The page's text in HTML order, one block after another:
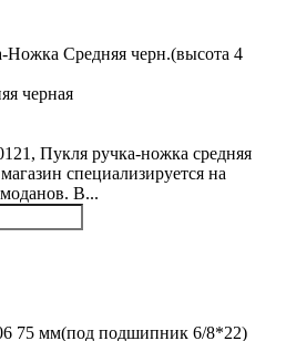
черная
Пукля ручка-ножка средняя
специализируется на
В...